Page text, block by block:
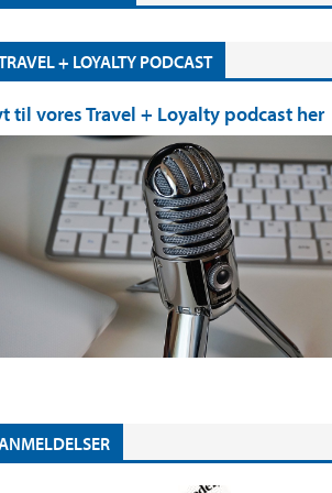
+ LOYALTY PODCAST
til vores Travel + Loyalty podcast her